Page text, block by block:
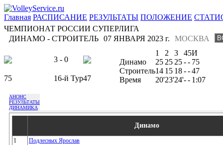
Главная РАСПИСАНИЕ РЕЗУЛЬТАТЫ ПОЛОЖЕНИЕ
ЧЕМПИОНАТ РОССИИ СУПЕРЛИГА
ДИНАМО - СТРОИТЕЛЬ
МОСКВА
07 ЯНВАРЯ 2023 г.
3 - 0
75 16-й Тур47
1 2 3 45И
Динамо
25 25 25-- 75
Строитель14 15 18--47
Время
20'23'24'-- 1:07
АНОНС
РЕЗУЛЬТАТЫ
ДИНАМИКА
Динамо
1
Подлесных Ярослав